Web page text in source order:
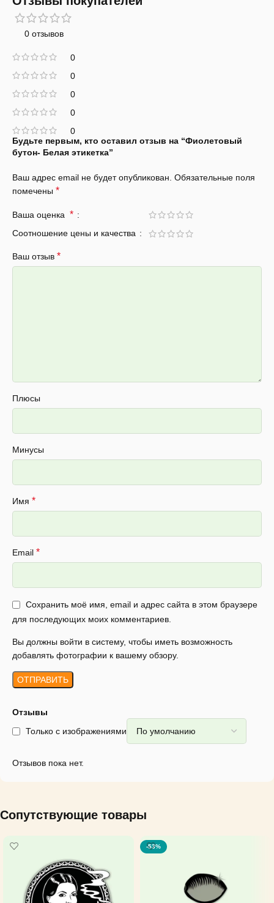
0 отзывов
0
0
0
0
0
Отзывы
Только с изображениями
Отзывов пока нет.
Будьте первым, кто оставил отзыв на “Фиолетовый
бутон- Белая этикетка”
Ваш адрес email не будет опубликован. Обязательные поля
помечены *
Ваша оценка *
Соотношение цены и качества
Ваш отзыв *
Плюсы
Минусы
Имя *
Email *
Сохранить моё имя, email и адрес сайта в этом браузере
для последующих моих комментариев.
Вы должны войти в систему, чтобы иметь возможность
добавлять фотографии к вашему обзору.
Сопутствующие товары
-53%